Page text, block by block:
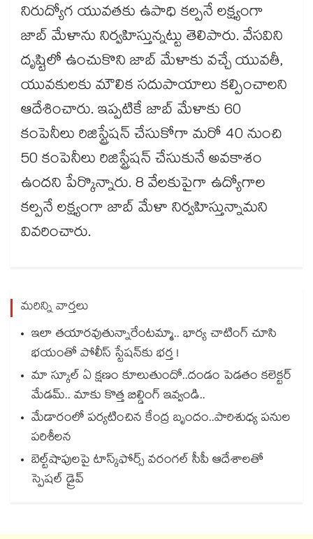
నిరుద్యోగ యువతకు ఉపాధి కల్పనే లక్ష్యంగా
జాబ్ మేళాను నిర్వహిస్తున్నట్టు తెలిపారు. వేసవిని
దృష్టిలో ఉంచుకొని జాబ్ మేళాకు వచ్చే యువతీ,
యువకులకు మౌలిక సదుపాయాలు కల్పించాలని
ఆదేశించారు. ఇప్పటికే జాబ్ మేళాకు 60
కంపెనీలు రిజిస్ట్రేషన్ చేసుకోగా మరో 40 నుంచి
50 కంపెనీలు రిజిస్ట్రేషన్ చేసుకునే అవకాశం
ఉందని పేర్కొన్నారు. 8 వేలకుపైగా ఉద్యోగాల
కల్పనే లక్ష్యంగా జాబ్ మేళా నిర్వహిస్తున్నామని
వివరించారు.
మరిన్ని వార్తలు
ఇలా తయారవుతున్నారేంటమ్మా.. భార్య చాటింగ్ చూసి
భయంతో పోలీస్ స్టేషన్⁫కు భర్త !
మా స్కూల్ ఏ క్షణం కూలుతుందో..దండం పెడతం కలెక్టర్
మేడమ్.. మాకు కొత్త బిల్డింగ్ ఇవ్వండి..
మేడారంలో పర్యటించిన కేంద్ర బృందం..పారిశుధ్య పనుల
పరిశీలన
బెల్ట్‌‌‌‌‌‌‌‌‌‌‌‌‌‌‌‌‌‌‌‌‌‌‌‌‌‌‌‌‌‌‌‌షాపులపై టాస్క్‌‌‌‌‌‌‌‌‌‌‌‌‌‌‌‌‌‌‌‌‌‌‌‌‌‌‌‌‌‌‌‌ఫోర్స్ వరంగల్‌‌‌‌‌‌‌‌‌‌‌‌‌‌‌‌‌‌‌‌‌‌‌‌‌‌‌‌‌‌‌‌ సీపీ ఆదేశాలతో
స్పెషల్ డ్రైవ్‌‌‌‌‌‌‌‌‌‌‌‌‌‌‌‌‌‌‌‌‌‌‌‌‌‌‌‌‌‌‌‌